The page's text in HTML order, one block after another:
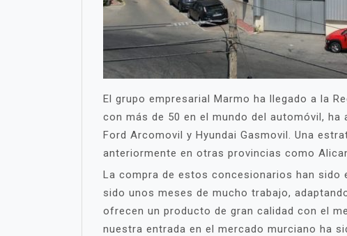
El grupo empresarial Marmo ha llegado a la
con más de 50 en el mundo del automóvil,
Ford Arcomovil y Hyundai Gasmovil. Una
anteriormente en otras provincias como
La compra de estos concesionarios han sido
sido unos meses de mucho trabajo,
ofrecen un producto de gran calidad con el
nuestra entrada en el mercado murciano ha